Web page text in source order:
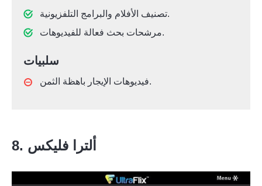
تصنيف الأفلام والبرامج التلفزيونية.
مرشحات بحث فعالة للفيديوهات.
سلبيات
فيديوهات الإيجار باهظة الثمن.
8. ألترا فليكس